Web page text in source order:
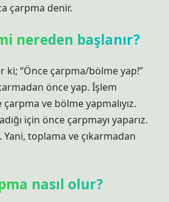
çarpma denir.
nereden başlanır?
ki; “Önce çarpma/bölme yap!”
önce yap. İşlem
çarpma ve bölme yapmalıyız.
için önce çarpmayı yaparız.
Yani, toplama ve çıkarmadan
nasıl olur?